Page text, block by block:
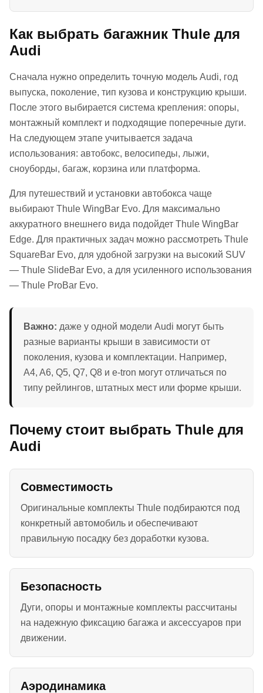
Как выбрать багажник Thule для
Audi
Сначала нужно определить точную модель Audi, год
выпуска, поколение, тип кузова и конструкцию крыши.
После этого выбирается система крепления: опоры,
монтажный комплект и подходящие поперечные дуги.
На следующем этапе учитывается задача
использования: автобокс, велосипеды, лыжи,
сноуборды, багаж, корзина или платформа.
Для путешествий и установки автобокса чаще
выбирают Thule WingBar Evo. Для максимально
аккуратного внешнего вида подойдет Thule WingBar
Edge. Для практичных задач можно рассмотреть Thule
SquareBar Evo, для удобной загрузки на высокий SUV
— Thule SlideBar Evo, а для усиленного использования
— Thule ProBar Evo.
Важно: даже у одной модели Audi могут быть
разные варианты крыши в зависимости от
поколения, кузова и комплектации. Например,
A4, A6, Q5, Q7, Q8 и e-tron могут отличаться по
типу рейлингов, штатных мест или форме крыши.
Почему стоит выбрать Thule для
Audi
Совместимость
Оригинальные комплекты Thule подбираются под
конкретный автомобиль и обеспечивают
правильную посадку без доработки кузова.
Безопасность
Дуги, опоры и монтажные комплекты рассчитаны
на надежную фиксацию багажа и аксессуаров при
движении.
Аэродинамика